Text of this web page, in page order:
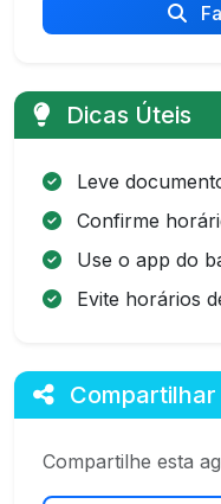
Dicas Úteis
Leve
Confirme
Use o app do
Evite horários
Compartilhar
Compartilhe esta